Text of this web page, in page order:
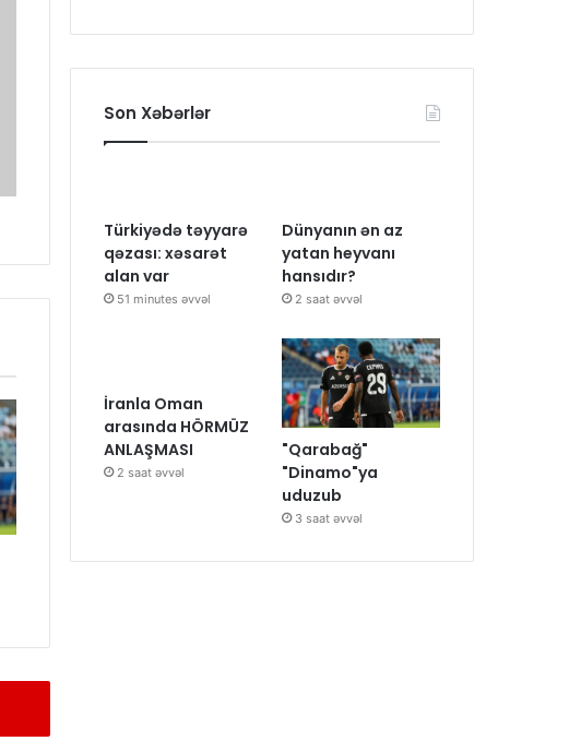
Son Xəbərlər
Türkiyədə təyyarə
qəzası: xəsarət
alan var
51 minutes əvvəl
Dünyanın ən az
yatan heyvanı
hansıdır?
2 saat əvvəl
İranla Oman
arasında HÖRMÜZ
ANLAŞMASI
2 saat əvvəl
"Qarabağ"
"Dinamo"ya
uduzub
3 saat əvvəl